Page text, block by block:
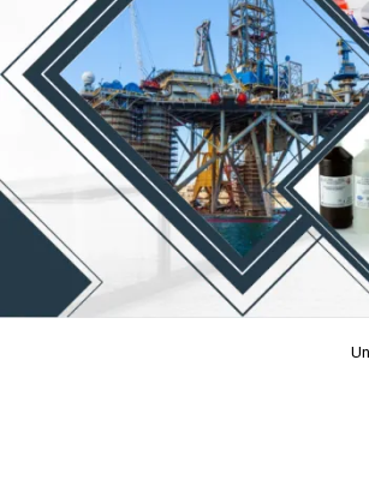
به‌ عنوان معاون مدیرعامل و
بانک سپه